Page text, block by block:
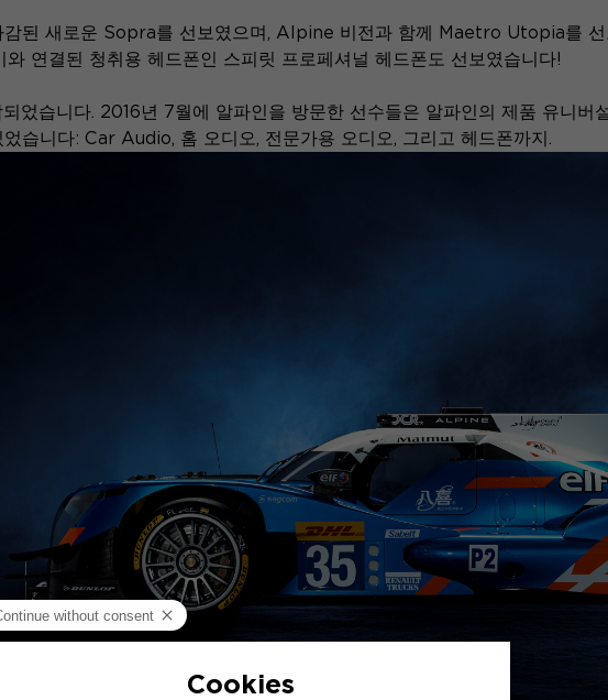
된 새로운 Sopra를 선보였으며, Alpine 비전과 함께 Maetro Utopia를 선
와 연결된 청취용 헤드폰인 스피릿 프로페셔널 헤드폰도 선보였습니다!
습니다. 2016년 7월에 알파인을 방문한 선수들은 알파인의 제품 유니버
습니다: Car Audio, 홈 오디오, 전문가용 오디오, 그리고 헤드폰까지.